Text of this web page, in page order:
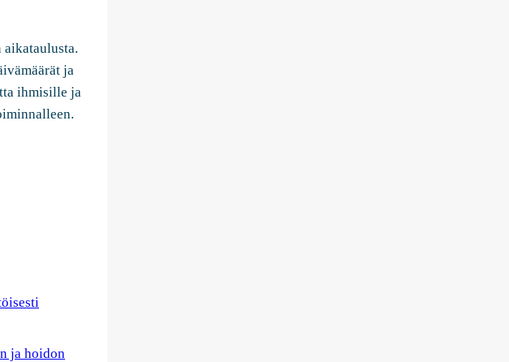
ja
ihmisille ja
ja hoidon